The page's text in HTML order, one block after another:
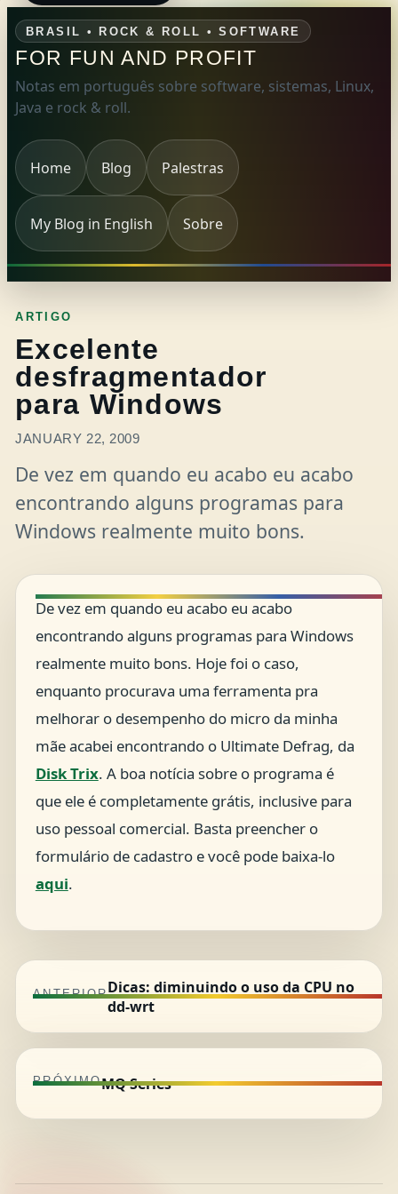
BRASIL • ROCK & ROLL • SOFTWARE
FOR FUN AND PROFIT
Notas em português sobre software, sistemas, Linux,
Java e rock & roll.
Home Blog Palestras
My Blog in English Sobre
ARTIGO
Excelente
desfragmentador
para Windows
JANUARY 22, 2009
De vez em quando eu acabo eu acabo
encontrando alguns programas para
Windows realmente muito bons.
De vez em quando eu acabo eu acabo
encontrando alguns programas para Windows
realmente muito bons. Hoje foi o caso,
enquanto procurava uma ferramenta pra
melhorar o desempenho do micro da minha
mãe acabei encontrando o Ultimate Defrag, da
Disk Trix. A boa notícia sobre o programa é
que ele é completamente grátis, inclusive para
uso pessoal comercial. Basta preencher o
formulário de cadastro e você pode baixa-lo
aqui.
ANTERIORDicas: diminuindo o uso da CPU no
dd-wrt
PRÓXIMOMQ Series